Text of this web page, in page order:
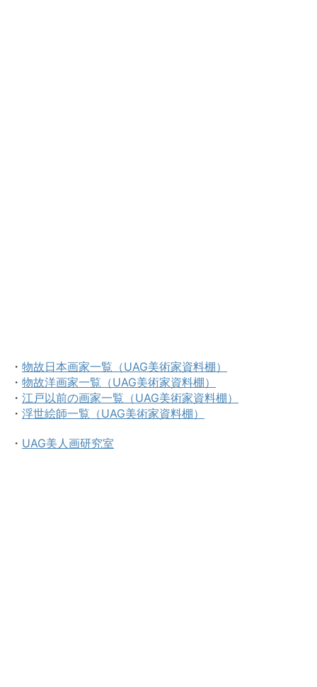
・ 物故日本画家一覧（UAG美術家資料棚）
・ 物故洋画家一覧（UAG美術家資料棚）
・ 江戸以前の画家一覧（UAG美術家資料棚）
・ 浮世絵師一覧（UAG美術家資料棚）
・ UAG美人画研究室